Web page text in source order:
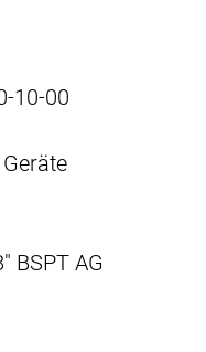
10-00
BSPT AG